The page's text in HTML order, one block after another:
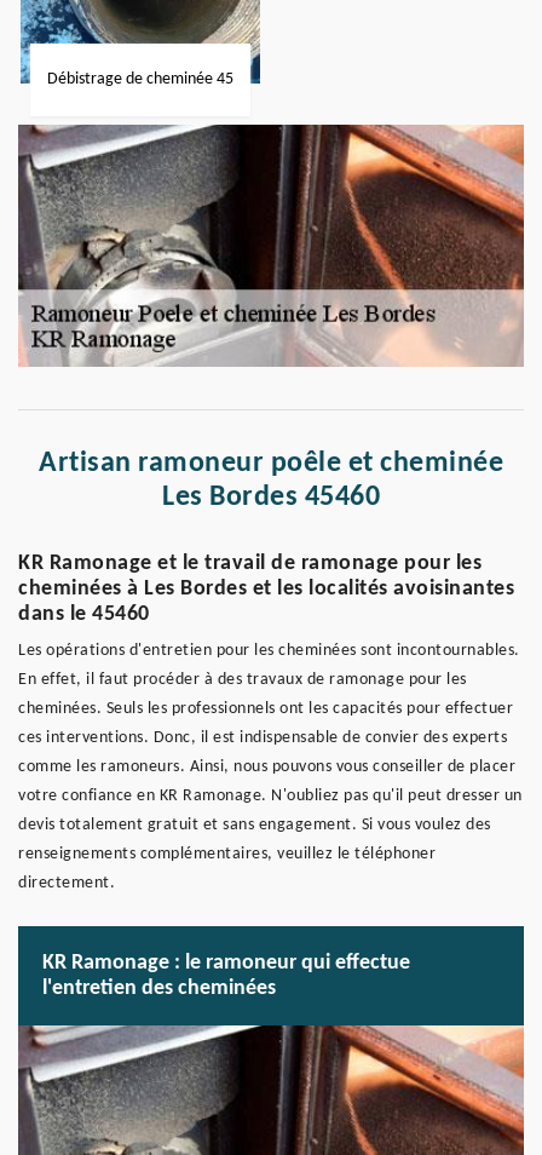
Débistrage de cheminée 45
Artisan ramoneur poêle et cheminée
Les Bordes 45460
KR Ramonage et le travail de ramonage pour les
cheminées à Les Bordes et les localités avoisinantes
dans le 45460
Les opérations d'entretien pour les cheminées sont incontournables.
En effet, il faut procéder à des travaux de ramonage pour les
cheminées. Seuls les professionnels ont les capacités pour effectuer
ces interventions. Donc, il est indispensable de convier des experts
comme les ramoneurs. Ainsi, nous pouvons vous conseiller de placer
votre confiance en KR Ramonage. N'oubliez pas qu'il peut dresser un
devis totalement gratuit et sans engagement. Si vous voulez des
renseignements complémentaires, veuillez le téléphoner
directement.
KR Ramonage : le ramoneur qui effectue
l'entretien des cheminées